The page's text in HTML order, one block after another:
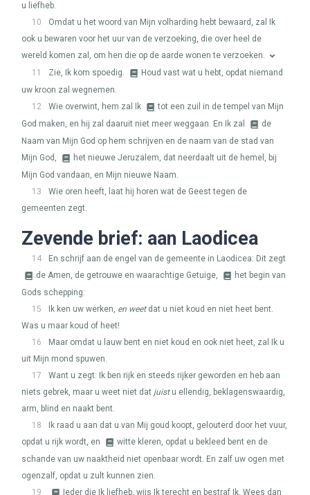
u liefheb.
10
Omdat u het woord van Mijn volharding hebt bewaard, zal Ik
ook u bewaren voor het uur van de verzoeking, die over heel de
wereld komen zal, om hen die op de aarde wonen te verzoeken.
11
Zie, Ik kom spoedig.
Houd vast wat u hebt, opdat niemand
uw kroon zal wegnemen.
12
Wie overwint, hem zal Ik
tot een zuil in de tempel van Mijn
God maken, en hij zal daaruit niet meer weggaan. En Ik zal
de
Naam van Mijn God op hem schrijven en de naam van de stad van
Mijn God,
het nieuwe Jeruzalem, dat neerdaalt uit de hemel, bij
Mijn God vandaan, en Mijn nieuwe Naam.
13
Wie oren heeft, laat hij horen wat de Geest tegen de
gemeenten zegt.
Zevende brief: aan Laodicea
14
En schrijf aan de engel van de gemeente in Laodicea: Dit zegt
de Amen, de getrouwe en waarachtige Getuige,
het begin van
Gods schepping:
15
Ik ken uw werken, en weetdat u niet koud en niet heet bent.
Was u maar koud of heet!
16
Maar omdat u lauw bent en niet koud en ook niet heet, zal Ik u
uit Mijn mond spuwen.
17
Want u zegt: Ik ben rijk en steeds rijker geworden en heb aan
niets gebrek, maar u weet niet dat juistu ellendig, beklagenswaardig,
arm, blind en naakt bent.
18
Ik raad u aan dat u van Mij goud koopt, gelouterd door het vuur,
opdat u rijk wordt, en
witte kleren, opdat u bekleed bent en de
schande van uw naaktheid niet openbaar wordt. En zalf uw ogen met
ogenzalf, opdat u zult kunnen zien.
19
Ieder die Ik liefheb, wijs Ik terecht en bestraf Ik. Wees dan